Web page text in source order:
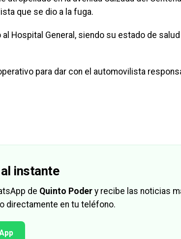
que se dio a la fuga.
Hospital General, siendo su estado de
para dar con el automovilista
instante
de Quinto Poder y recibe las noticias
directamente en tu teléfono.